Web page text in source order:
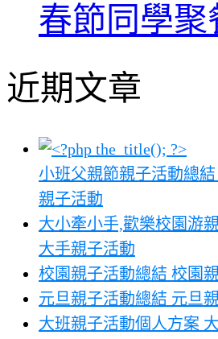
春節同學聚
近期文章
小班父親節親子活動總
親子活動
大小牽小手,歡樂校園游
大手親子活動
校園親子活動總結 校園
元旦親子活動總結 元旦
大班親子活動個人方案